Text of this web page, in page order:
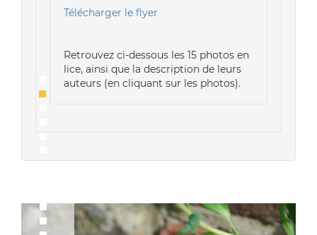
Télécharger le flyer
Retrouvez ci-dessous les 15 photos en
lice, ainsi que la description de leurs
auteurs (en cliquant sur les photos).
Previous